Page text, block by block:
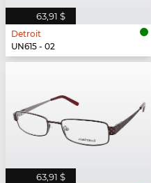
63,91 $
Detroit
UN615 - 02
63,91 $